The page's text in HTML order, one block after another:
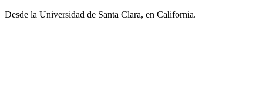
Desde la Universidad de Santa Clara, en California.